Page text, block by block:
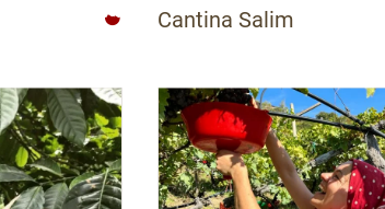
Cantina Salim